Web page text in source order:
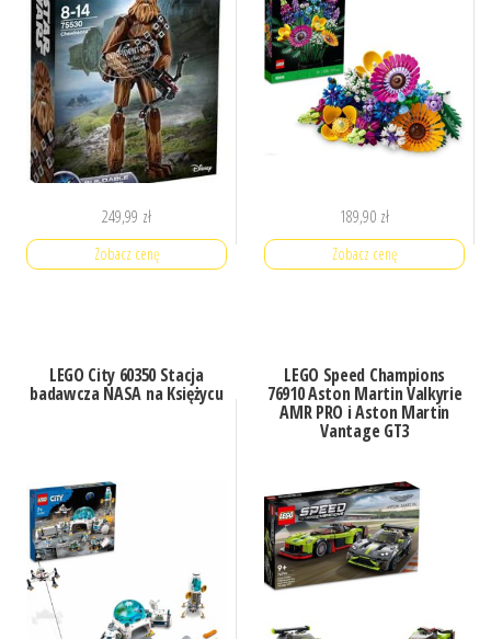
249,99 zł
Zobacz cenę
189,90 zł
Zobacz cenę
LEGO City 60350 Stacja
badawcza NASA na Księżycu
LEGO Speed Champions
76910 Aston Martin Valkyrie
AMR PRO i Aston Martin
Vantage GT3